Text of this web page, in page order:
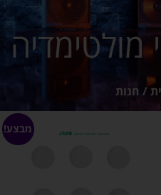
מולטימדיה
/ חנות
מבצע!